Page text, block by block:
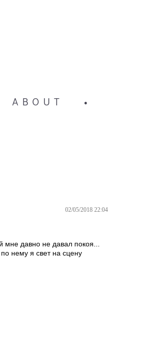
ABOUT
•
02/05/2018 22:04
давно не давал покоя...
нему я свет на сцену